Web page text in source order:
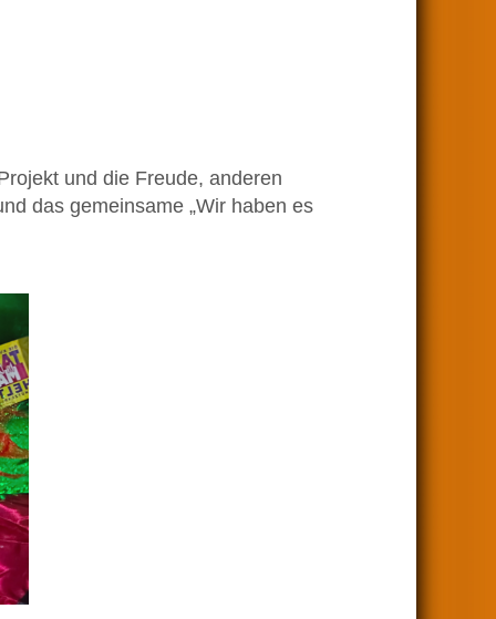
und die Freude, anderen
das gemeinsame „Wir haben es